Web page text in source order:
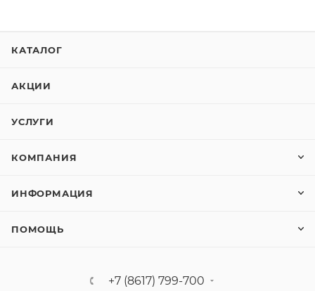
КАТАЛОГ
АКЦИИ
УСЛУГИ
КОМПАНИЯ
ИНФОРМАЦИЯ
ПОМОЩЬ
+7 (8617) 799-700